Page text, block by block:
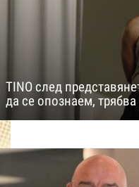
TINO след
да се опознаем,